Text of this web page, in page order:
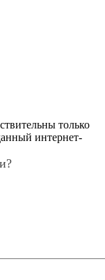
только
интернет-